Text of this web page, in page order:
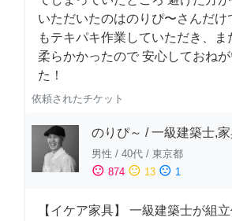
いただいたのはのりぴ〜さんだけ
もテキパキ作業していただき、ま
柔らかかったので 安心しておね
た！
依頼されたチケット
のりぴ～ / 一級建築士,
男性 / 40代 / 東京都
sentiment_satisfied 874 sentiment_neutral 13 sentiment_dissatisfied 1
【イケア家具】 一級建築士が組立